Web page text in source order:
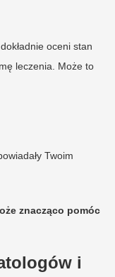
oceni stan
leczenia. Może to
Twoim
znacząco pomóc
i